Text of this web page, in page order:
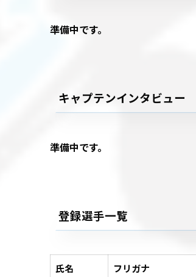
準備中です。
キャプテンインタビュー
準備中です。
登録選手一覧
氏名 フリガナ